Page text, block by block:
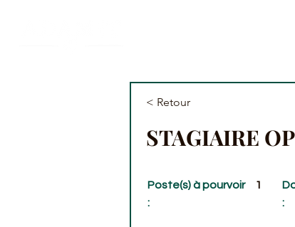
< Retour
STAGIAIRE
Poste(s) à pourvoir
:
1
: